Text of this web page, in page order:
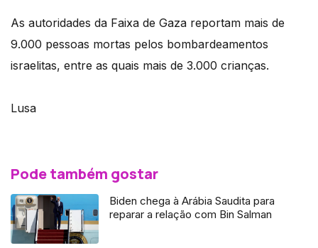
As autoridades da Faixa de Gaza reportam mais de
9.000 pessoas mortas pelos bombardeamentos
israelitas, entre as quais mais de 3.000 crianças.
Lusa
Pode também gostar
Biden chega à Arábia Saudita para
reparar a relação com Bin Salman